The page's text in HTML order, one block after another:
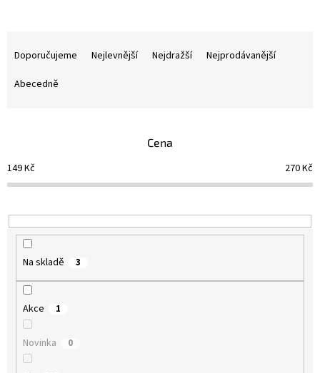
o
d
k
t
Doporučujeme Nejlevnější Nejdražší
Nejprodávanější
Abecedně
Cena
149Kč 270Kč
Na skladě 3
Akce 1
Novinka 0